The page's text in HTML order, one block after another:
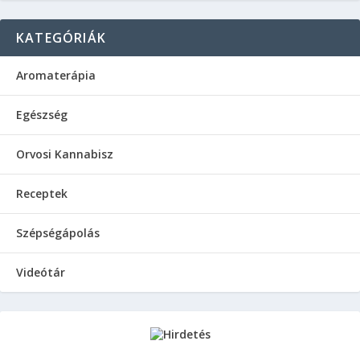
KATEGÓRIÁK
Aromaterápia
Egészség
Orvosi Kannabisz
Receptek
Szépségápolás
Videótár